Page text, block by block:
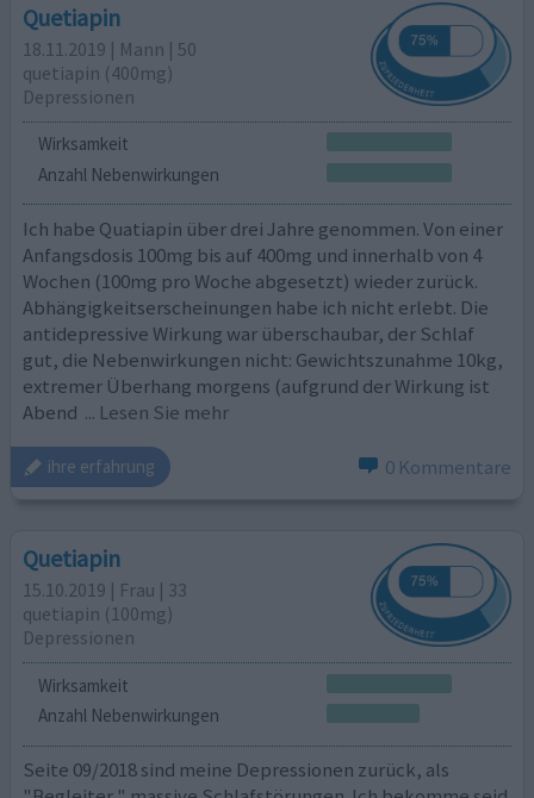
Quetiapin
18.11.2019 | Mann | 50
quetiapin (400mg)
Depressionen
Wirksamkeit
Anzahl Nebenwirkungen
Ich habe Quatiapin über drei Jahre genommen. Von einer
Anfangsdosis 100mg bis auf 400mg und innerhalb von 4
Wochen (100mg pro Woche abgesetzt) wieder zurück.
Abhängigkeitserscheinungen habe ich nicht erlebt. Die
antidepressive Wirkung war überschaubar, der Schlaf
gut, die Nebenwirkungen nicht: Gewichtszunahme 10kg,
extremer Überhang morgens (aufgrund der Wirkung ist
Abend ... Lesen Sie mehr
ihre erfahrung 0 Kommentare
Quetiapin
15.10.2019 | Frau | 33
quetiapin (100mg)
Depressionen
Wirksamkeit
Anzahl Nebenwirkungen
Seite 09/2018 sind meine Depressionen zurück, als